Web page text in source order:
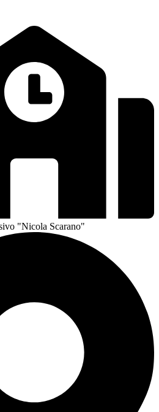
"Nicola Scarano"